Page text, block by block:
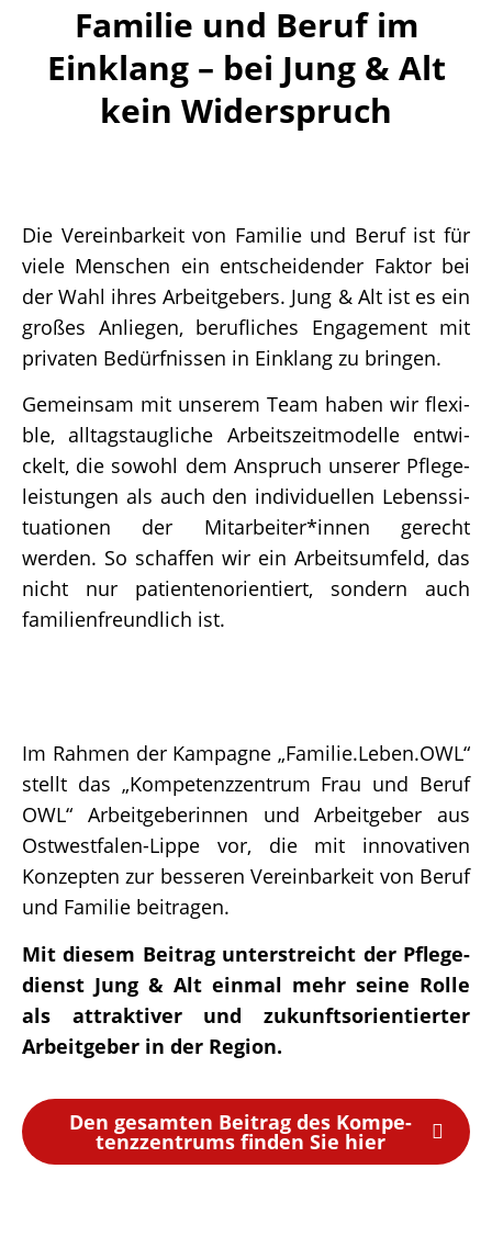
Fami­lie und Beruf im
Einklang – bei Jung & Alt
kein Widerspruch
Die Verein­bar­keit von Fami­lie und Beruf ist für
viele Menschen ein entschei­den­der Faktor bei
der Wahl ihres Arbeit­ge­bers. Jung & Alt ist es ein
großes Anlie­gen, beruf­li­ches Enga­ge­ment mit
priva­ten Bedürf­nis­sen in Einklang zu bringen.
Gemein­sam mit unse­rem Team haben wir flexi­
ble, alltags­taug­li­che Arbeits­zeit­mo­delle entwi­
ckelt, die sowohl dem Anspruch unse­rer Pfle­ge­
leis­tun­gen als auch den indi­vi­du­el­len Lebens­si­
tua­tio­nen der Mitarbeiter*innen gerecht
werden. So schaf­fen wir ein Arbeits­um­feld, das
nicht nur pati­en­ten­ori­en­tiert, sondern auch
fami­li­en­freund­lich ist.
Im Rahmen der Kampa­gne „Familie.Leben.OWL“
stellt das „Kompe­tenz­zen­trum Frau und Beruf
OWL“ Arbeit­ge­be­rin­nen und Arbeit­ge­ber aus
Ostwest­fa­len-Lippe vor, die mit inno­va­ti­ven
Konzep­ten zur besse­ren Verein­bar­keit von Beruf
und Fami­lie beitragen.
Mit diesem Beitrag unter­streicht der Pfle­ge­
dienst Jung & Alt einmal mehr seine Rolle
als attrak­ti­ver und zukunfts­ori­en­tier­ter
Arbeit­ge­ber in der Region.
Den gesam­ten Beitrag des Kompe­
tenz­zen­trums finden Sie hier